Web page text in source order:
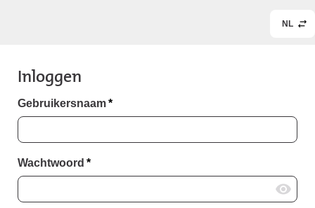
NL
Inloggen
Gebruikersnaam*
Wachtwoord *